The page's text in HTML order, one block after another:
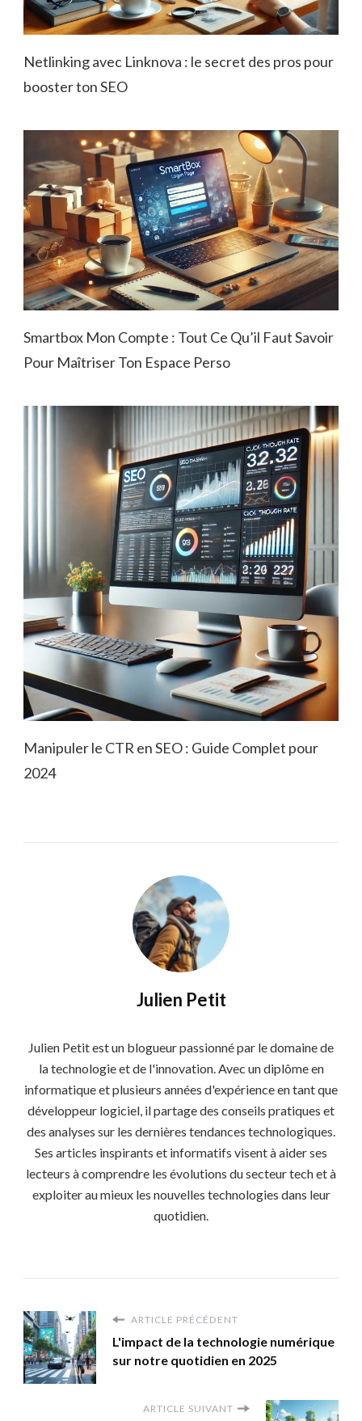
Netlinking avec Linknova : le secret des pros pour
booster ton SEO
Smartbox Mon Compte : Tout Ce Qu’il Faut Savoir
Pour Maîtriser Ton Espace Perso
Manipuler le CTR en SEO : Guide Complet pour
2024
Julien Petit
Julien Petit est un blogueur passionné par le domaine de
la technologie et de l'innovation. Avec un diplôme en
informatique et plusieurs années d'expérience en tant que
développeur logiciel, il partage des conseils pratiques et
des analyses sur les dernières tendances technologiques.
Ses articles inspirants et informatifs visent à aider ses
lecteurs à comprendre les évolutions du secteur tech et à
exploiter au mieux les nouvelles technologies dans leur
quotidien.
ARTICLE PRÉCÉDENT
L'impact de la technologie numérique
sur notre quotidien en 2025
ARTICLE SUIVANT